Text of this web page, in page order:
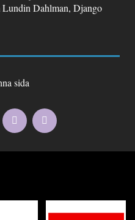
Dahlman, Django
sida